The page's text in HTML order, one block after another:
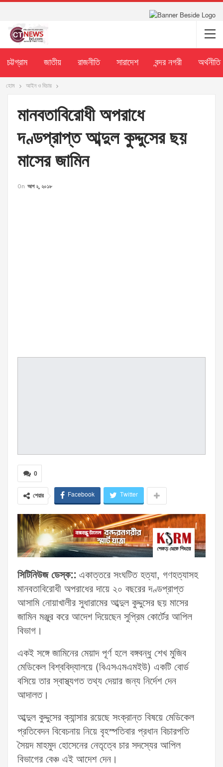
চট্টগ্রাম জাতীয় রাজনীতি সারাদেশ বন্দর নগরী অর্থনীতি
হোম আইন ও বিচার
মানবতাবিরোধী অপরাধে
দণ্ডপ্রাপ্ত আব্দুল কুদ্দুসের ছয়
মাসের জামিন
On আগ ২, ২০১৮
0
শেয়ার Facebook Twitter
সিটিনিউজ ডেস্ক:: একাত্তরে সংঘটিত হত্যা, গণহত্যাসহ
মানবতাবিরোধী অপরাধের দায়ে ২০ বছরের দণ্ডপ্রাপ্ত
আসামি নোয়াখালীর সুধারামের আব্দুল কুদ্দুসের ছয় মাসের
জামিন মঞ্জুর করে আদেশ দিয়েছেন সুপ্রিম কোর্টের আপিল
বিভাগ।
একই সঙ্গে জামিনের মেয়াদ পূর্ণ হলে বঙ্গবন্ধু শেখ মুজিব
মেডিকেল বিশ্ববিদ্যালয়ে (বিএসএমএমইউ) একটি বোর্ড
বসিয়ে তার স্বাস্থ্যগত তথ্য দেয়ার জন্য নির্দেশ দেন
আদালত।
আব্দুল কুদ্দুসের ক্যান্সার রয়েছে সংক্রান্ত বিষয়ে মেডিকেল
প্রতিবেদন বিবেচনায় নিয়ে বৃহস্পতিবার প্রধান বিচারপতি
সৈয়দ মাহমুদ হোসেনের নেতৃত্বে চার সদস্যের আপিল
বিভাগের বেঞ্চ এই আদেশ দেন।